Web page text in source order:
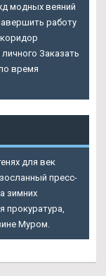
модных веяний
работу
Заказать
время
для век
пресс-
зимних
прокуратура,
Муром.